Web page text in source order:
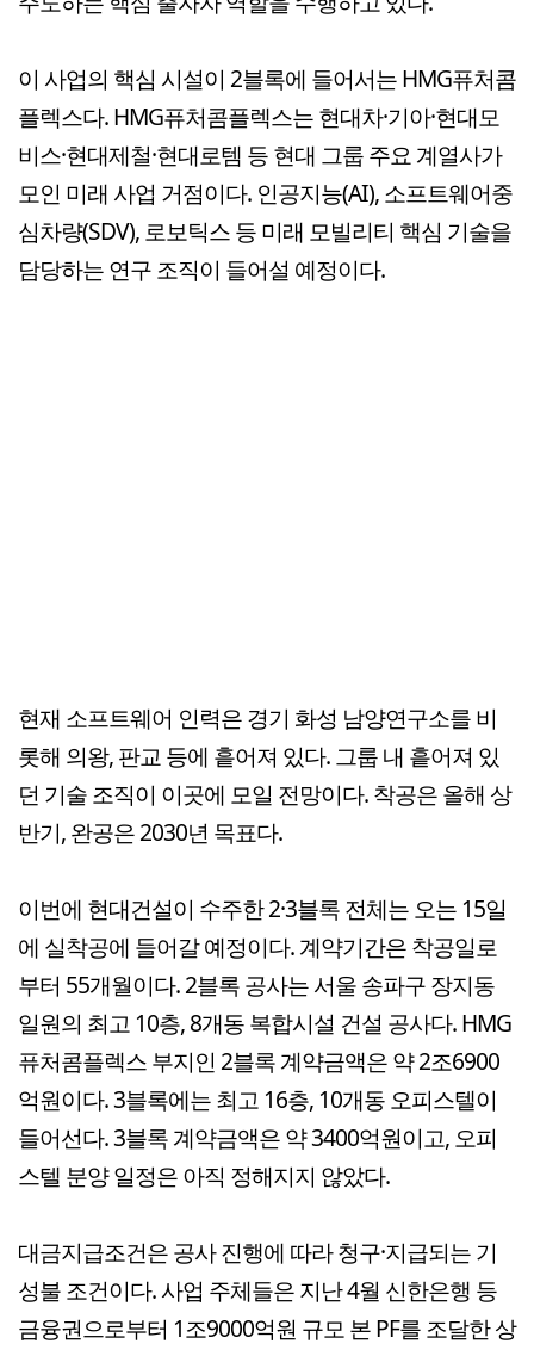
이 사업의 핵심 시설이 2블록에 들어서는 HMG퓨처콤
플렉스다. HMG퓨처콤플렉스는 현대차·기아·현대모
비스·현대제철·현대로템 등 현대 그룹 주요 계열사가
모인 미래 사업 거점이다. 인공지능(AI), 소프트웨어중
심차량(SDV), 로보틱스 등 미래 모빌리티 핵심 기술을
담당하는 연구 조직이 들어설 예정이다.
현재 소프트웨어 인력은 경기 화성 남양연구소를 비
롯해 의왕, 판교 등에 흩어져 있다. 그룹 내 흩어져 있
던 기술 조직이 이곳에 모일 전망이다. 착공은 올해 상
반기, 완공은 2030년 목표다.
이번에 현대건설이 수주한 2·3블록 전체는 오는 15일
에 실착공에 들어갈 예정이다. 계약기간은 착공일로
부터 55개월이다. 2블록 공사는 서울 송파구 장지동
일원의 최고 10층, 8개동 복합시설 건설 공사다. HMG
퓨처콤플렉스 부지인 2블록 계약금액은 약 2조6900
억원이다. 3블록에는 최고 16층, 10개동 오피스텔이
들어선다. 3블록 계약금액은 약 3400억원이고, 오피
스텔 분양 일정은 아직 정해지지 않았다.
대금지급조건은 공사 진행에 따라 청구·지급되는 기
성불 조건이다. 사업 주체들은 지난 4월 신한은행 등
금융권으로부터 1조9000억원 규모 본 PF를 조달한 상